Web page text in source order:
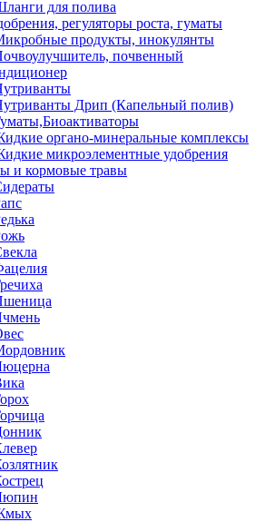
для полива
регуляторы роста, гуматы
продукты, инокулянты
почвенный
Дрип (Капельный полив)
органо-минеральные комплексы
микроэлементные удобрения
и кормовые травы